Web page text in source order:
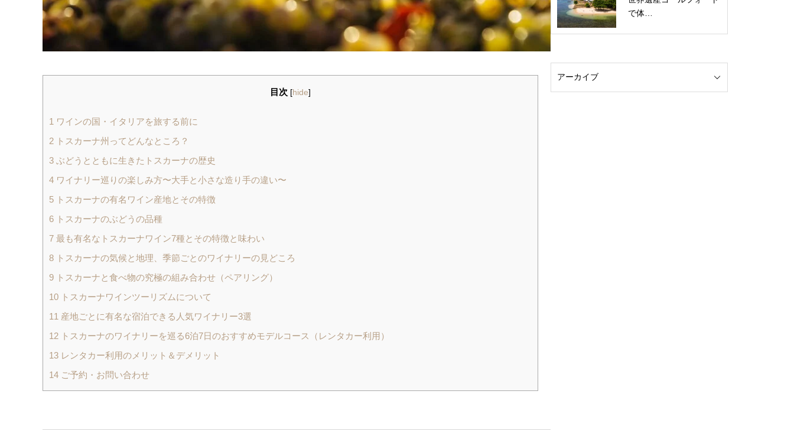
目次 [hide]
1 ワインの国・イタリアを旅する前に
2 トスカーナ州ってどんなところ？
3 ぶどうとともに生きたトスカーナの歴史
4 ワイナリー巡りの楽しみ方〜大手と小さな造り手の違い〜
5 トスカーナの有名ワイン産地とその特徴
6 トスカーナのぶどうの品種
7 最も有名なトスカーナワイン7種とその特徴と味わい
8 トスカーナの気候と地理、季節ごとのワイナリーの見どころ
9 トスカーナと食べ物の究極の組み合わせ（ペアリング）
10 トスカーナワインツーリズムについて
11 産地ごとに有名な宿泊できる人気ワイナリー3選
12 トスカーナのワイナリーを巡る6泊7日のおすすめモデルコース（レンタカー利用）
13 レンタカー利用のメリット＆デメリット
14 ご予約・お問い合わせ
で体…